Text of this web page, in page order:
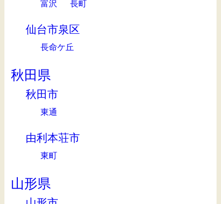
富沢 長町
仙台市泉区
長命ケ丘
秋田県
秋田市
東通
由利本荘市
東町
山形県